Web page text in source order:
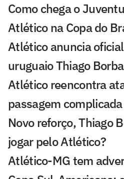
Como chega o
Atlético na Copa do
Atlético anuncia
uruguaio Thiago
Atlético reencontra
passagem
Novo reforço, Thiago
jogar pelo Atlético?
Atlético-MG tem